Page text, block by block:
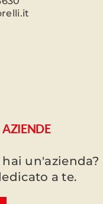
AZIENDE
un'azienda?
a te.